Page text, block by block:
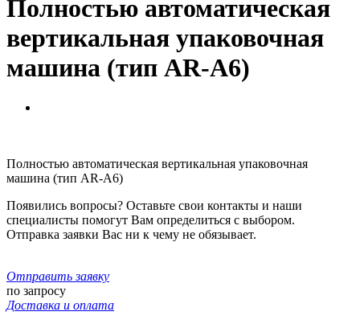
Полностью автоматическая
вертикальная упаковочная
машина (тип AR-A6)
Полностью автоматическая вертикальная упаковочная
машина (тип AR-A6)
Появились вопросы? Оставьте свои контакты и наши
специалисты помогут Вам определиться с выбором.
Отправка заявки Вас ни к чему не обязывает.
Отправить заявку
по запросу
Доставка и оплата